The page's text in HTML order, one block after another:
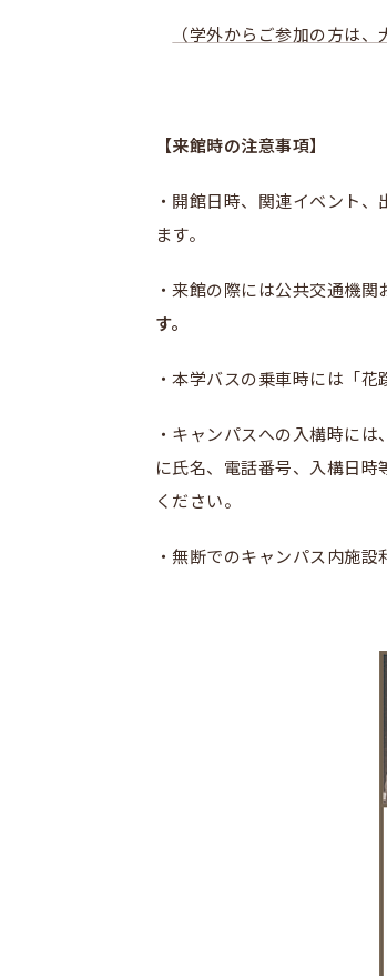
（学外からご参加の方は
【来館時の注意事項】
・開館日時、関連イベント
ます。
・来館の際には公共交通機関
す。
・本学バスの乗車時には「
・キャンパスへの入構時に
に氏名、電話番号、入構日
ください。
・無断でのキャンパス内施設